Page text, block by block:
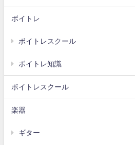
ボイトレ
ボイトレスクール
ボイトレ知識
ボイトレスクール
楽器
ギター